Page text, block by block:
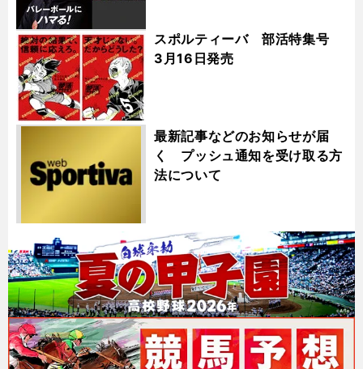
スポルティーバ 部活特集号
3月16日発売
最新記事などのお知らせが届
く プッシュ通知を受け取る方
法について